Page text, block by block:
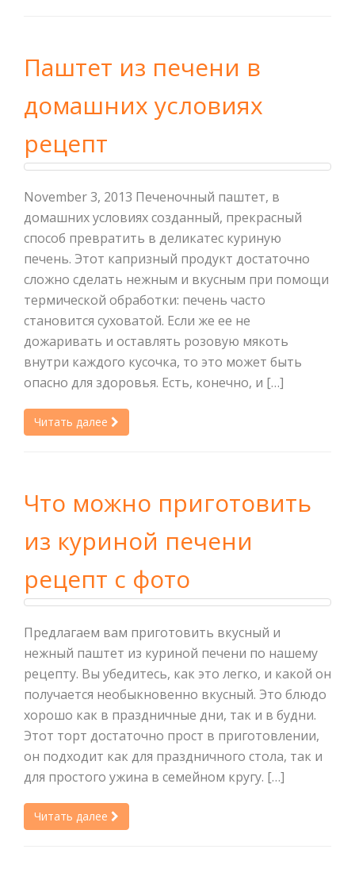
Паштет из печени в
домашних условиях
рецепт
November 3, 2013 Печеночный паштет, в
домашних условиях созданный, прекрасный
способ превратить в деликатес куриную
печень. Этот капризный продукт достаточно
сложно сделать нежным и вкусным при помощи
термической обработки: печень часто
становится суховатой. Если же ее не
дожаривать и оставлять розовую мякоть
внутри каждого кусочка, то это может быть
опасно для здоровья. Есть, конечно, и […]
Читать далее
Что можно приготовить
из куриной печени
рецепт с фото
Предлагаем вам приготовить вкусный и
нежный паштет из куриной печени по нашему
рецепту. Вы убедитесь, как это легко, и какой он
получается необыкновенно вкусный. Это блюдо
хорошо как в праздничные дни, так и в будни.
Этот торт достаточно прост в приготовлении,
он подходит как для праздничного стола, так и
для простого ужина в семейном кругу. […]
Читать далее